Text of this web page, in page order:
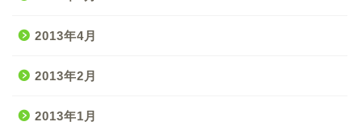
2013年4月
2013年2月
2013年1月